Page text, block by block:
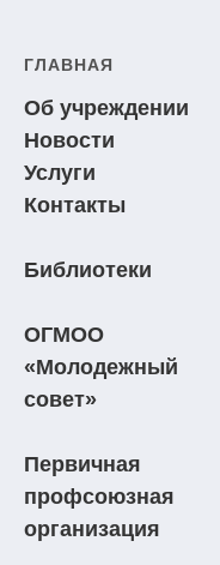
ГЛАВНАЯ
Об учреждении
Новости
Услуги
Контакты
Библиотеки
ОГМОО
«Молодежный
совет»
Первичная
профсоюзная
организация